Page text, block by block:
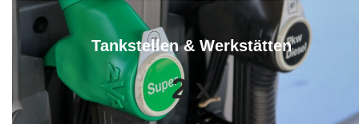
Tankstellen & Werkstätten
2 x